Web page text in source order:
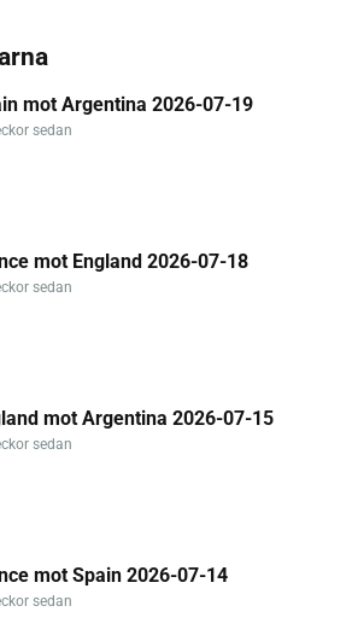
mot Argentina 2026-07-19
sedan
mot England 2026-07-18
sedan
mot Argentina 2026-07-15
sedan
mot Spain 2026-07-14
sedan